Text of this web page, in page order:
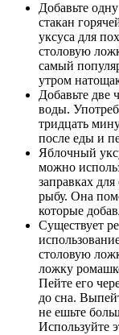
Добавьте
стакан
уксуса для
столовую
самый
утром
Добавьте две
воды.
тридцать
после еды и
Яблочный
можно
заправках
рыбу. Она
которые
Существует
столовую
ложку
Пейте его
до сна.
не ешьте
Используйте